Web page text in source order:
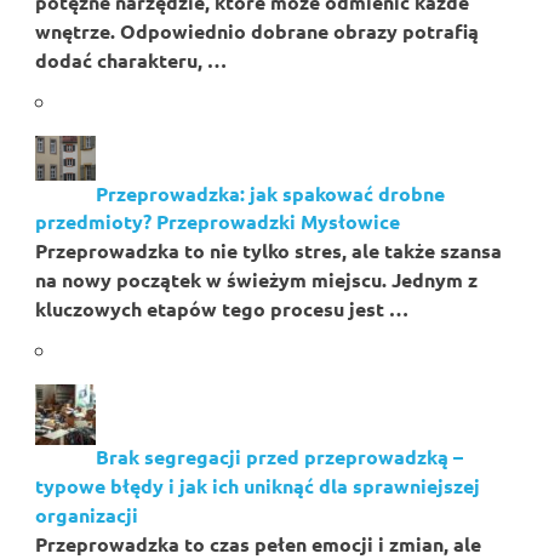
wnętrze. Odpowiednio dobrane obrazy potrafią
dodać charakteru, …
Przeprowadzka: jak spakować drobne
przedmioty? Przeprowadzki Mysłowice
Przeprowadzka to nie tylko stres, ale także szansa
na nowy początek w świeżym miejscu. Jednym z
kluczowych etapów tego procesu jest …
Brak segregacji przed przeprowadzką –
typowe błędy i jak ich uniknąć dla sprawniejszej
organizacji
Przeprowadzka to czas pełen emocji i zmian, ale